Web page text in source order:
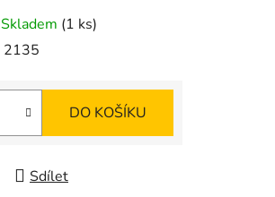
Skladem (1 ks)
2135
DO KOŠÍKU
Sdílet